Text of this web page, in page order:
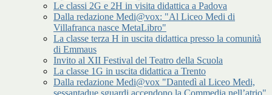
Le classi 2G e 2H in visita didattica a Padova
Dalla redazione Medi@vox: "Al Liceo Medi di
Villafranca nasce MetaLibro"
La classe terza H in uscita didattica presso la comunità
di Emmaus
Invito al XII Festival del Teatro della Scuola
La classe 1G in uscita didattica a Trento
Dalla redazione Medi@vox "Dantedì al Liceo Medi,